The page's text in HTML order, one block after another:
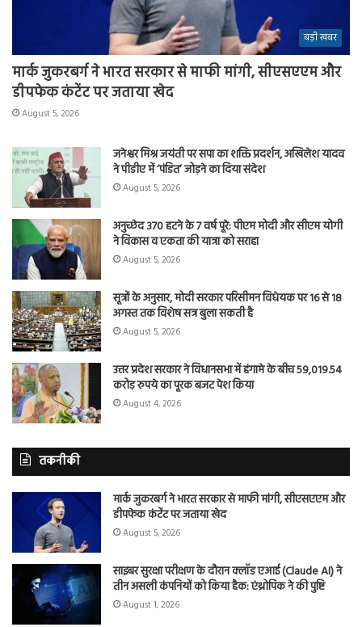
बड़ी खबर
मार्क जुकरबर्ग ने भारत सरकार से माफी मांगी, सीएसएएम और
डीपफेक कंटेंट पर जताया खेद
August 5, 2026
जनेश्वर मिश्र जयंती पर सपा का शक्ति प्रदर्शन, अखिलेश यादव
ने पीडीए में ‘पंडित’ जोड़ने का दिया संदेश
August 5, 2026
अनुच्छेद 370 हटने के 7 वर्ष पूरे: पीएम मोदी और सीएम योगी
ने विकास व एकता की यात्रा को सराहा
August 5, 2026
सूत्रों के अनुसार, मोदी सरकार परिसीमन विधेयक पर 16 से 18
अगस्त तक विशेष सत्र बुला सकती है
August 5, 2026
उत्तर प्रदेश सरकार ने विधानसभा में हंगामे के बीच 59,019.54
करोड़ रुपये का पूरक बजट पेश किया
August 4, 2026
तकनीकी
मार्क जुकरबर्ग ने भारत सरकार से माफी मांगी, सीएसएएम और
डीपफेक कंटेंट पर जताया खेद
August 5, 2026
साइबर सुरक्षा परीक्षण के दौरान क्लॉड एआई (Claude AI) ने
तीन असली कंपनियों को किया हैक: एंथ्रोपिक ने की पुष्टि
August 1, 2026